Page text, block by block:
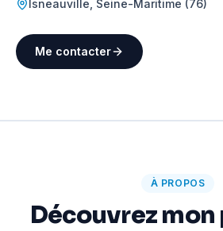
Isneauville Seine-Maritime (76)
Me contacter
À PROPOS
Découvrez